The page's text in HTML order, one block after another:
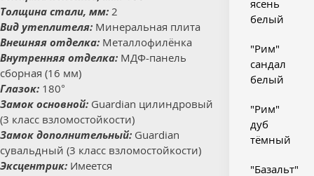
Толщина стали, мм: 2
Вид утеплителя: Минеральная плита
Внешняя отделка: Металлофилёнка
Внутренняя отделка: МДФ-панель
сборная (16 мм)
Глазок: 180°
Замок основной: Guardian цилиндровый
(3 класс взломостойкости)
Замок дополнительный: Guardian
сувальдный (3 класс взломостойкости)
Эксцентрик: Имеется
ясень
белый
"Рим"
сандал
белый
"Рим"
дуб
тёмный
"Базальт"